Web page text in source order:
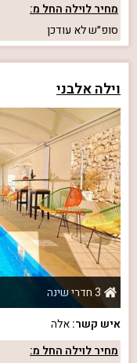
מחיר לוילה החל מ:
סופ״שלא עודכן
וילה אלבני
3 חדרי שינה
איש קשר:אלה
מחיר לוילה החל מ: